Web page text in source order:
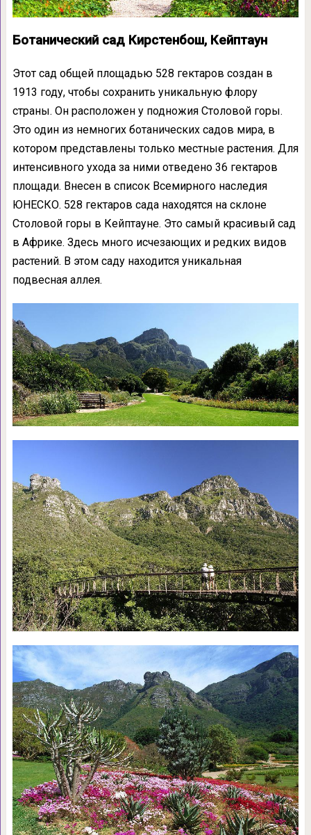
Ботанический сад Кирстенбош, Кейптаун
Этот сад общей площадью 528 гектаров создан в
1913 году, чтобы сохранить уникальную флору
страны. Он расположен у подножия Столовой горы.
Это один из немногих ботанических садов мира, в
котором представлены только местные растения. Для
интенсивного ухода за ними отведено 36 гектаров
площади. Внесен в список Всемирного наследия
ЮНЕСКО. 528 гектаров сада находятся на склоне
Столовой горы в Кейптауне. Это самый красивый сад
в Африке. Здесь много исчезающих и редких видов
растений. В этом саду находится уникальная
подвесная аллея.